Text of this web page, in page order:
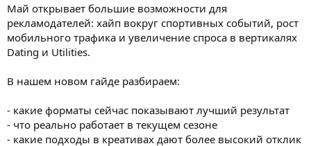
Май открывает большие возможности для
рекламодателей: хайп вокруг спортивных событий, рост
мобильного трафика и увеличение спроса в вертикалях
Dating и Utilities.
В нашем новом гайде разбираем:
- какие форматы сейчас показывают лучший результат
- что реально работает в текущем сезоне
- какие подходы в креативах дают более высокий отклик